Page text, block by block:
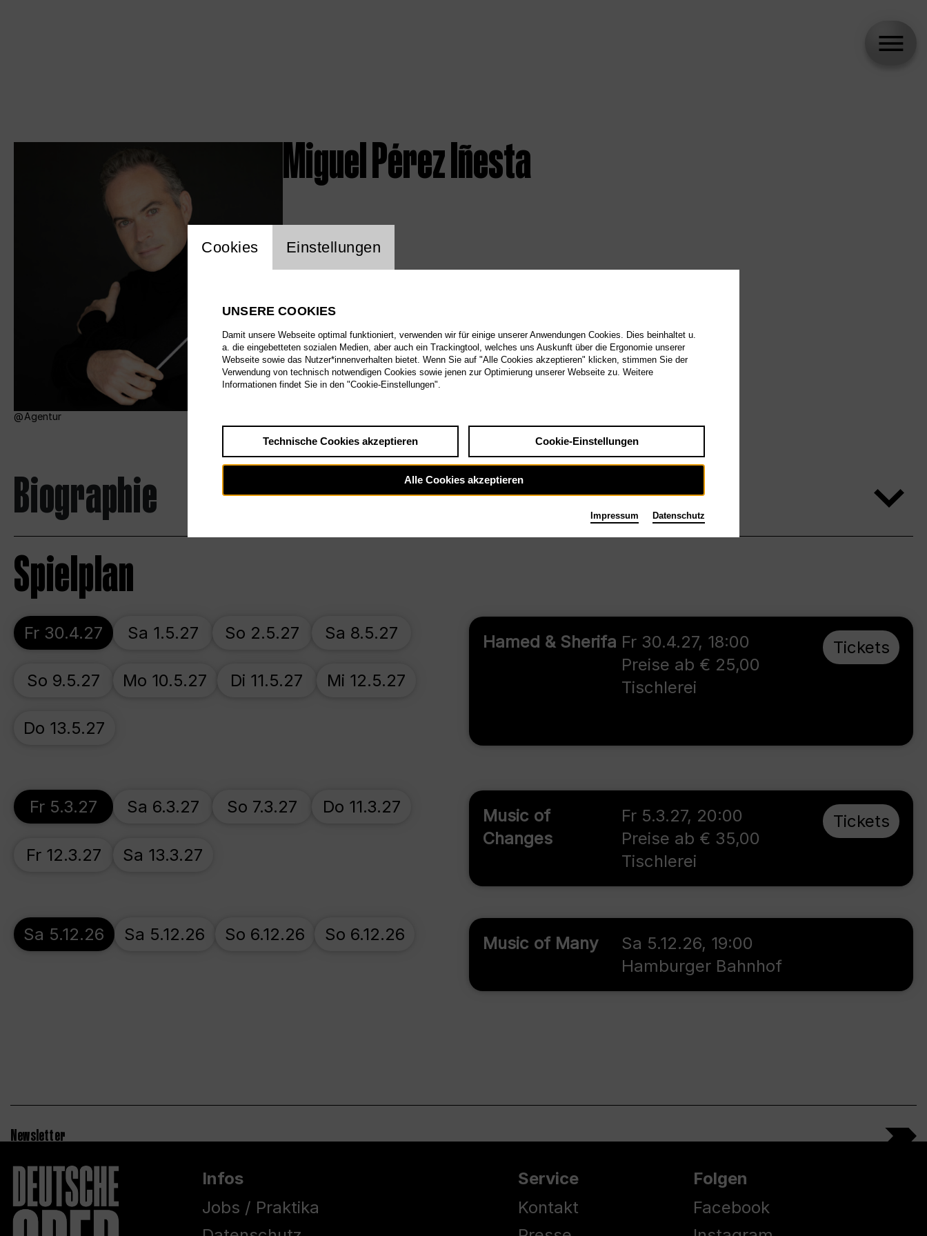
Agentur
Miguel Pérez Iñesta
Biographie
Spielplan
Hamed & Sherifa Fr 30.4.27, 18:00
Preise ab € 25,00
Tischlerei
Tickets
Fr 30.4.27 Sa 1.5.27 So 2.5.27 Sa 8.5.27
So 9.5.27 Mo 10.5.27 Di 11.5.27 Mi 12.5.27
Do 13.5.27
Music of
Changes
Fr 5.3.27, 20:00
Preise ab € 35,00
Tischlerei
Tickets
Fr 5.3.27 Sa 6.3.27 So 7.3.27 Do 11.3.27
Fr 12.3.27 Sa 13.3.27
Music of Many Sa 5.12.26, 19:00
Hamburger Bahnhof
Sa 5.12.26 Sa 5.12.26 So 6.12.26 So 6.12.26
Newsletter
Infos
Jobs / Praktika
Service
Kontakt
Folgen
Facebook
Einstellung Website Cookie
Cookies Einstellungen
UNSERE COOKIES
Damit unsere Webseite optimal funktioniert, verwenden wir für einige unserer Anwendungen Cookies. Dies beinhaltet u.
a. die eingebetteten sozialen Medien, aber auch ein Trackingtool, welches uns Auskunft über die Ergonomie unserer
Webseite sowie das Nutzer*innenverhalten bietet. Wenn Sie auf "Alle Cookies akzeptieren" klicken, stimmen Sie der
Verwendung von technisch notwendigen Cookies sowie jenen zur Optimierung unserer Webseite zu. Weitere
Informationen findet Sie in den "Cookie-Einstellungen".
Technische Cookies akzeptieren Cookie-Einstellungen
Alle Cookies akzeptieren
Impressum Datenschutz